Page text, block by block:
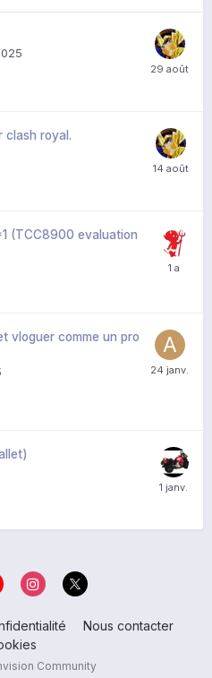
clash royal.
(TCC8900 evaluation
vloguer comme un pro
Nous contacter
Community